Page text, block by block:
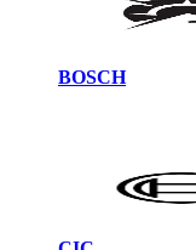
BOSCH